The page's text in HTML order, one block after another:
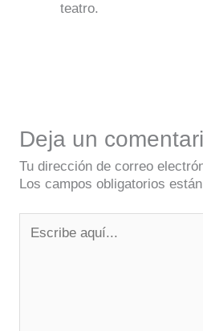
teatro.
Deja un
Tu dirección de correo
Los campos obligatorios
aquí...